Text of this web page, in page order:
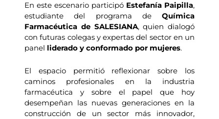
En este escenario participó Estefanía Paipilla,
estudiante del programa de Química
Farmacéutica de SALESIANA, quien dialogó
con futuras colegas y expertas del sector en un
panel liderado y conformado por mujeres.
El espacio permitió reflexionar sobre los
caminos profesionales en la industria
farmacéutica y sobre el papel que hoy
desempeñan las nuevas generaciones en la
construcción de un sector más innovador,